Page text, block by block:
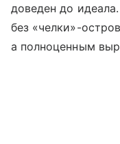
доведен до
без «челки»-
а полноценным